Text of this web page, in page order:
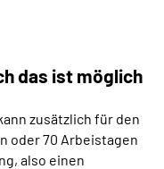
das ist möglich
zusätzlich für den
oder 70 Arbeistagen
also einen